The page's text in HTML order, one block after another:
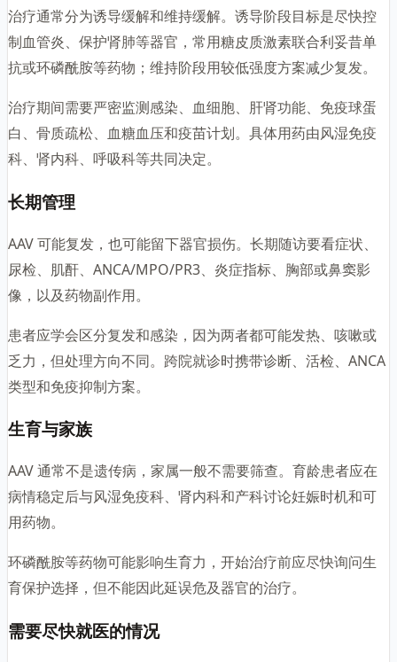
治疗通常分为诱导缓解和维持缓解。诱导阶段目标是尽快控
制血管炎、保护肾肺等器官，常用糖皮质激素联合利妥昔单
抗或环磷酰胺等药物；维持阶段用较低强度方案减少复发。
治疗期间需要严密监测感染、血细胞、肝肾功能、免疫球蛋
白、骨质疏松、血糖血压和疫苗计划。具体用药由风湿免疫
科、肾内科、呼吸科等共同决定。
长期管理
AAV 可能复发，也可能留下器官损伤。长期随访要看症状、
尿检、肌酐、ANCA/MPO/PR3、炎症指标、胸部或鼻窦影
像，以及药物副作用。
患者应学会区分复发和感染，因为两者都可能发热、咳嗽或
乏力，但处理方向不同。跨院就诊时携带诊断、活检、ANCA
类型和免疫抑制方案。
生育与家族
AAV 通常不是遗传病，家属一般不需要筛查。育龄患者应在
病情稳定后与风湿免疫科、肾内科和产科讨论妊娠时机和可
用药物。
环磷酰胺等药物可能影响生育力，开始治疗前应尽快询问生
育保护选择，但不能因此延误危及器官的治疗。
需要尽快就医的情况